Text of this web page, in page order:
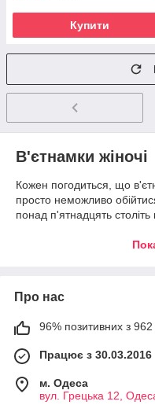
Купити
В'єтнамки жіночі
Кожен погодиться, що
просто неможливо
понад п'ятнадцять
таким взуттям стали
ось безпосередньо у
після того, як була
в'єтнамок зазнав змін
популярною. Дизайнери
зовнішнім виглядом
Про нас
96% позитивних з 962
Працює з 30.03.2016
м. Одеса
вул. Грецька 12,